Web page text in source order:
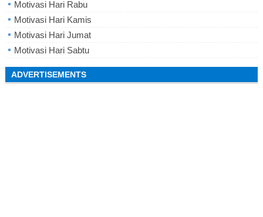
Motivasi Hari Rabu
Motivasi Hari Kamis
Motivasi Hari Jumat
Motivasi Hari Sabtu
ADVERTISEMENTS